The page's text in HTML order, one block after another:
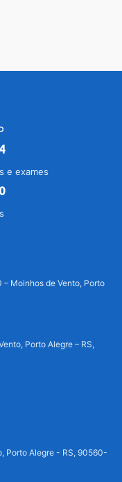
e exames
– Moinhos de Vento, Porto
Porto Alegre – RS,
Porto Alegre - RS, 90560-